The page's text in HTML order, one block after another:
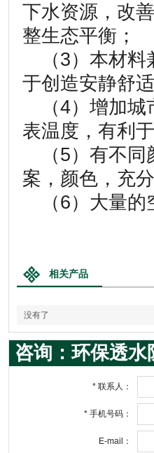
下水资源，改
整生态平衡；
（3）本材料
于创造安静舒
（4）增加城
表温度，有利
（5）有不同
案，颜色，充
（6）大量
相关产品
没有了
咨询：环保透水
* 联系人：
* 手机号码：
E-mail：